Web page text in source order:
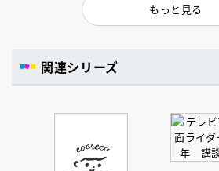
もっと見る
関連シリーズ